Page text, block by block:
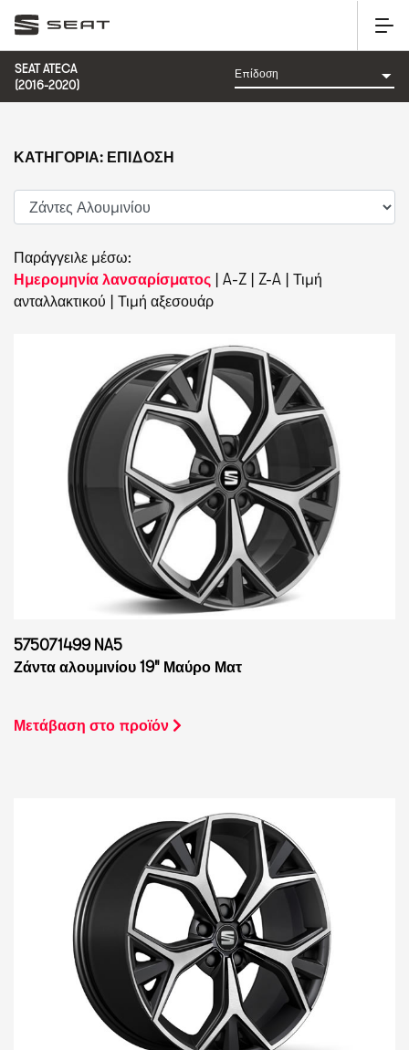
SEAT ATECA
(2016-2020)
Παράγγειλε μέσω:
Ημερομηνία λανσαρίσματος | A-Z | Z-A | Τιμή
ανταλλακτικού | Τιμή αξεσουάρ
575071499 NA5
Ζάντα αλουμινίου 19" Μαύρο Ματ
Μετάβαση στο προϊόν
ΚΑΤΗΓΟΡΊΑ: ΕΠΊΔΟΣΗ